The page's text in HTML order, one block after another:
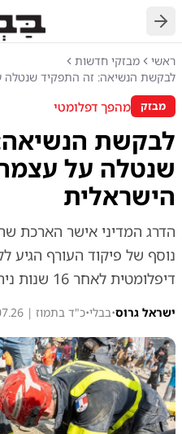
חזרה
ראשי
מבזקי חדשות
לבקשת הנשיאה: זה התפקיד
מבזק מהפך דפלומטי
לבקשת
שנטלה על
הישראלית
הדרג המדיני אישר הארכת
נוסף של פיקוד העורף הגיע
דיפלומטית לאחר 16 שנות ניתוק (בעולם)
ישראל גרוס•בבלי•כ"ד בתמוז | 09.07.26 09:58